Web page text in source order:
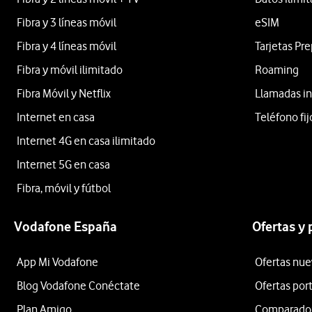
Fibra y 3 líneas móvil
Fibra y 4 líneas móvil
Fibra y móvil ilimitado
Fibra Móvil y Netflix
Internet en casa
Internet 4G en casa ilimitado
Internet 5G en casa
Fibra, móvil y fútbol
eSIM
Tarjetas
Roaming
Llamadas
Teléfono
Vodafone España
App Mi Vodafone
Blog Vodafone Conéctate
Plan Amigo
Ofertas y
Ofertas
Ofertas